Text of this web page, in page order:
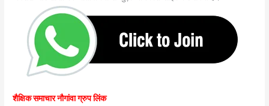
शैक्षिक समाचार नौगांवा ग्रुप लिंक